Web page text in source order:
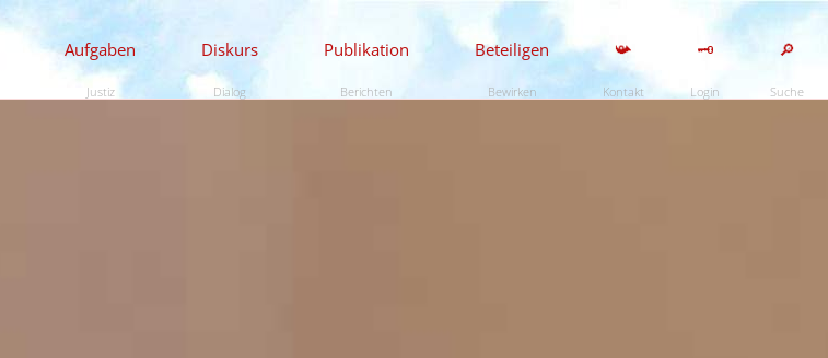
Aufgaben
Justiz
Diskurs
Dialog
Publikation
Berichten
Beteiligen
Bewirken
📯
Kontakt
🗝️
Login
🔎
Suche